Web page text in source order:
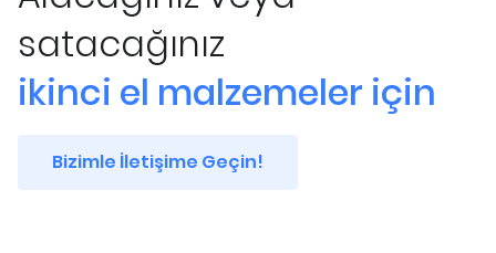
satacağınız
ikinci el malzemeler için
Bizimle İletişime Geçin!